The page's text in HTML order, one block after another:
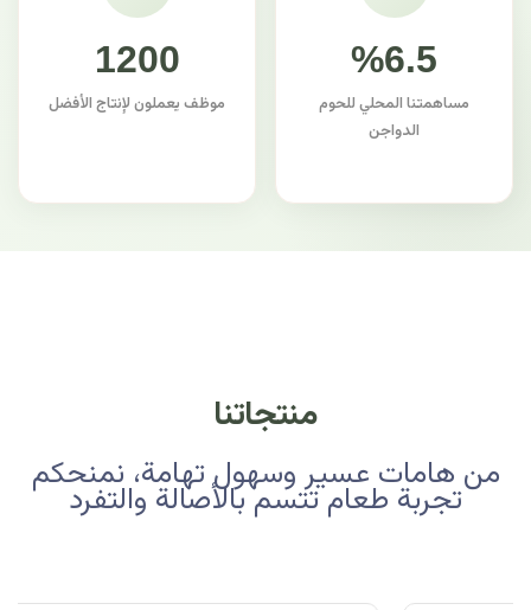
%6.5
مساهمتنا المحلي للحوم
الدواجن
1200
موظف يعملون لإنتاج الأفضل
منتجاتنا
من هامات عسير وسهول تهامة، نمنحكم
تجربة طعام تتسم بالأصالة والتفرد